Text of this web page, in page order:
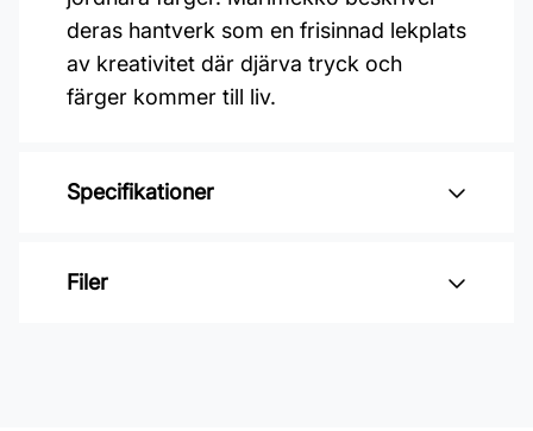
deras hantverk som en frisinnad lekplats
av kreativitet där djärva tryck och
färger kommer till liv.
Specifikationer
Varumärke: Midbec Tapeter
Filer